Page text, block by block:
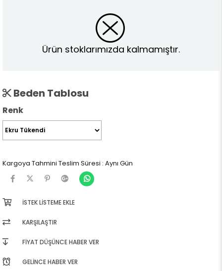
Ürün stoklarımızda kalmamıştır.
Beden Tablosu
Renk
Kargoya Tahmini Teslim Süresi : Aynı Gün
İSTEK LISTEME EKLE
KARŞILAŞTIR
FIYAT DÜŞÜNCE HABER VER
GELINCE HABER VER